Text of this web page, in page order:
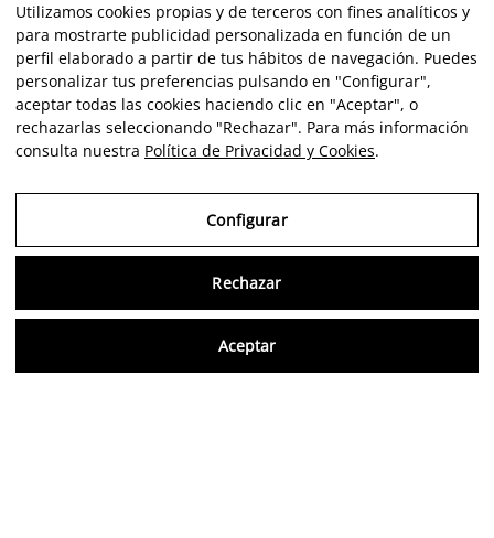
Utilizamos cookies propias y de terceros con fines analíticos y
para mostrarte publicidad personalizada en función de un
perfil elaborado a partir de tus hábitos de navegación. Puedes
personalizar tus preferencias pulsando en "Configurar",
aceptar todas las cookies haciendo clic en "Aceptar", o
rechazarlas seleccionando "Rechazar". Para más información
consulta nuestra Política de Privacidad y Cookies.
Configurar
Rechazar
Aceptar